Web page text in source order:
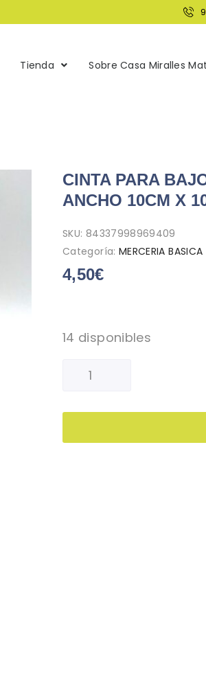
Tienda Sobre Casa Miralles
CINTA PARA
ANCHO 10CM X
SKU: 84337998969409
Categoría: MERCERIA BASICA
4,50€
14 disponibles